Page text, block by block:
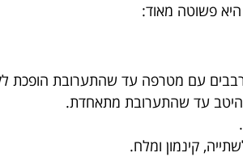
פשוטה מאוד:
עם מטרפה עד שהתערובת הופכת
היטב עד שהתערובת מתאחדת.
קינמון ומלח.